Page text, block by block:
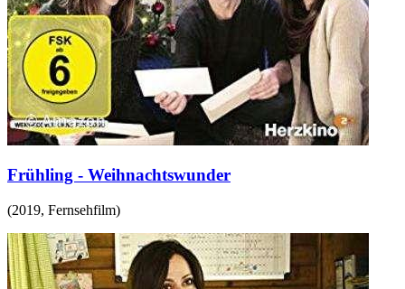
Frühling - Weihnachtswunder
(2019, Fernsehfilm)